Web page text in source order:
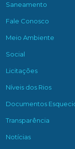
Saneamento
Fale Conosco
Meio Ambiente
Social
Licitações
Níveis dos Rios
Documentos
Transparência
Notícias